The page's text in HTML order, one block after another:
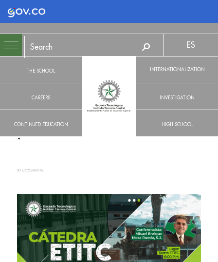
Logo Gobierno de Colombia
THE SCHOOL
CAREERS
CONTINUED EDUCATION
ES
INTERNATIONALIZATION
INVESTIGATION
HIGH SCHOOL
SEP 2, 2025, 6:00:00 PM